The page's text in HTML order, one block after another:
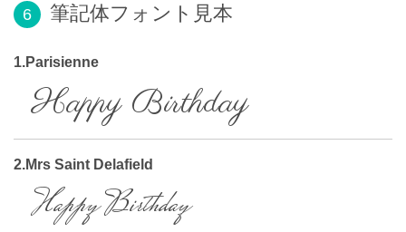
6 筆記体フォント見本
1.Parisienne
Happy Birthday
2.Mrs Saint Delafield
Happy Birthday